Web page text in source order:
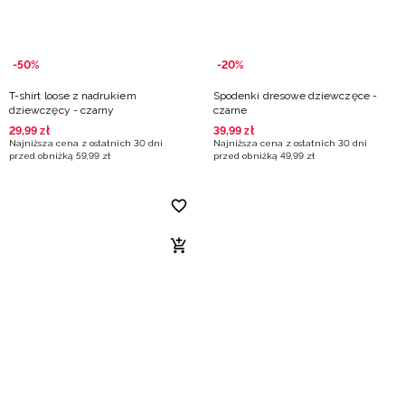
-50%
T-shirt loose z nadrukiem
dziewczęcy - czarny
29,99 zł
Najniższa cena z ostatnich 30 dni
przed obniżką 59,99 zł
-20%
Spodenki dresowe dziewczęce -
czarne
39,99 zł
Najniższa cena z ostatnich 30 dni
przed obniżką 49,99 zł